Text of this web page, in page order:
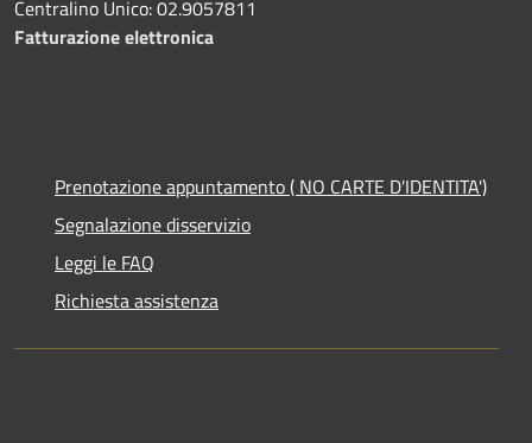
Centralino Unico: 02.9057811
Fatturazione elettronica
Prenotazione appuntamento ( NO CARTE D'IDENTITA')
Segnalazione disservizio
Leggi le FAQ
Richiesta assistenza